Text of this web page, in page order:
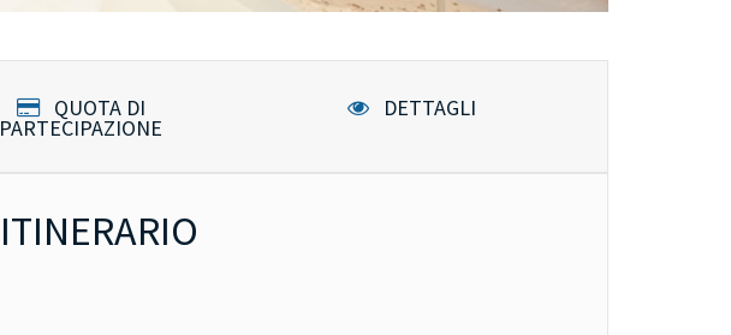
QUOTA DI
PARTECIPAZIONE
DETTAGLI
ITINERARIO